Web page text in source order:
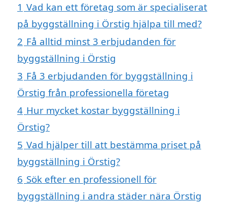
1 Vad kan ett företag som är specialiserat
på byggställning i Örstig hjälpa till med?
2 Få alltid minst 3 erbjudanden för
byggställning i Örstig
3 Få 3 erbjudanden för byggställning i
Örstig från professionella företag
4 Hur mycket kostar byggställning i
Örstig?
5 Vad hjälper till att bestämma priset på
byggställning i Örstig?
6 Sök efter en professionell för
byggställning i andra städer nära Örstig